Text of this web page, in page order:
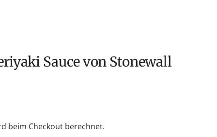
beim Checkout berechnet.